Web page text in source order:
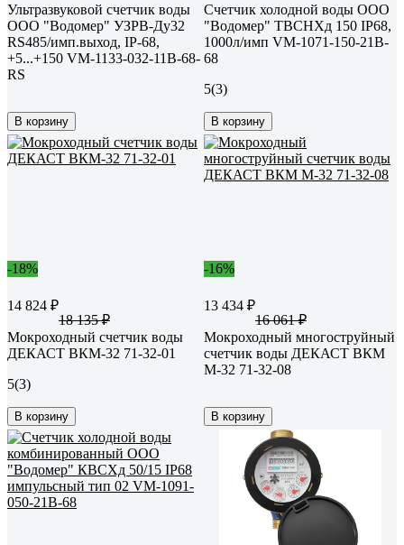
Ультразвуковой счетчик воды
ООО "Водомер" УЗРВ-Ду32
RS485/имп.выход, IP-68,
+5...+150 VM-1133-032-11B-68-
RS
В корзину
Счетчик холодной воды ООО
"Водомер" ТВСНХд 150 IP68,
1000л/имп VM-1071-150-21B-
68
5(3)
В корзину
-18%
14 824 ₽
18 135 ₽
Мокроходный счетчик воды
ДЕКАСТ ВКМ-32 71-32-01
5(3)
В корзину
-16%
13 434 ₽
16 061 ₽
Мокроходный многоструйный
счетчик воды ДЕКАСТ ВКМ
М-32 71-32-08
В корзину